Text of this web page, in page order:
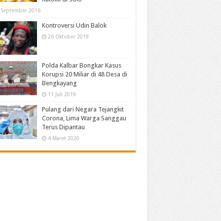
2016
Kontroversi Udin Balok
26 Oktober 2019
Polda Kalbar Bongkar Kasus
Korupsi 20 Miliar di 48 Desa di
Bengkayang
11 Juli 2019
Pulang dari Negara Tejangkit
Corona, Lima Warga Sanggau
Terus Dipantau
4 Maret 2020